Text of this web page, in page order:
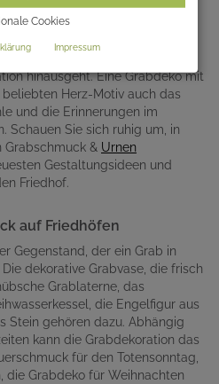
das Trauergesteck schmücken
Grabvase,
Grabfiguren zeugen von
der weit über den
hinausgeht. Eine Grabdeko mit
Herz-Motiv auch das
und die Erinnerungen im
Schauen Sie sich ruhig um, in
Grabschmuck & Urnen
Gestaltungsideen und
Friedhof.
auf Friedhöfen
Gegenstand, der ein Grab in
dekorative Grabvase, die frisch
Grablaterne, das
die Engelfigur aus
Stein gehören dazu. Abhängig
kann die Grabdekoration das
für den Totensonntag,
die Grabdeko für Weihnachten
Cookies
Impressum